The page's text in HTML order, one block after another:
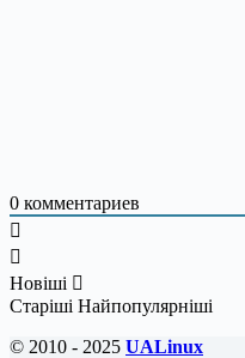
0 комментариев
Новіші
Старіші Найпопулярніші
© 2010 - 2025 UALinux